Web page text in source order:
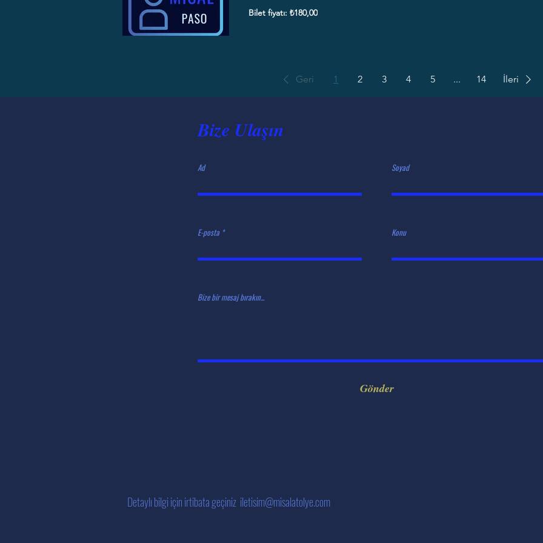
Bilet fiyatı: ₺180,00
Geri 1 2 3 4 5 ... 14 İleri
MİSAL ATÖLYE
Bize Ulaşın
Ad Soyad
E-posta Konu
Bize bir mesaj bırakın...
Gönder
Detaylı bilgi için irtibata geçiniz iletisim@misalatolye.com